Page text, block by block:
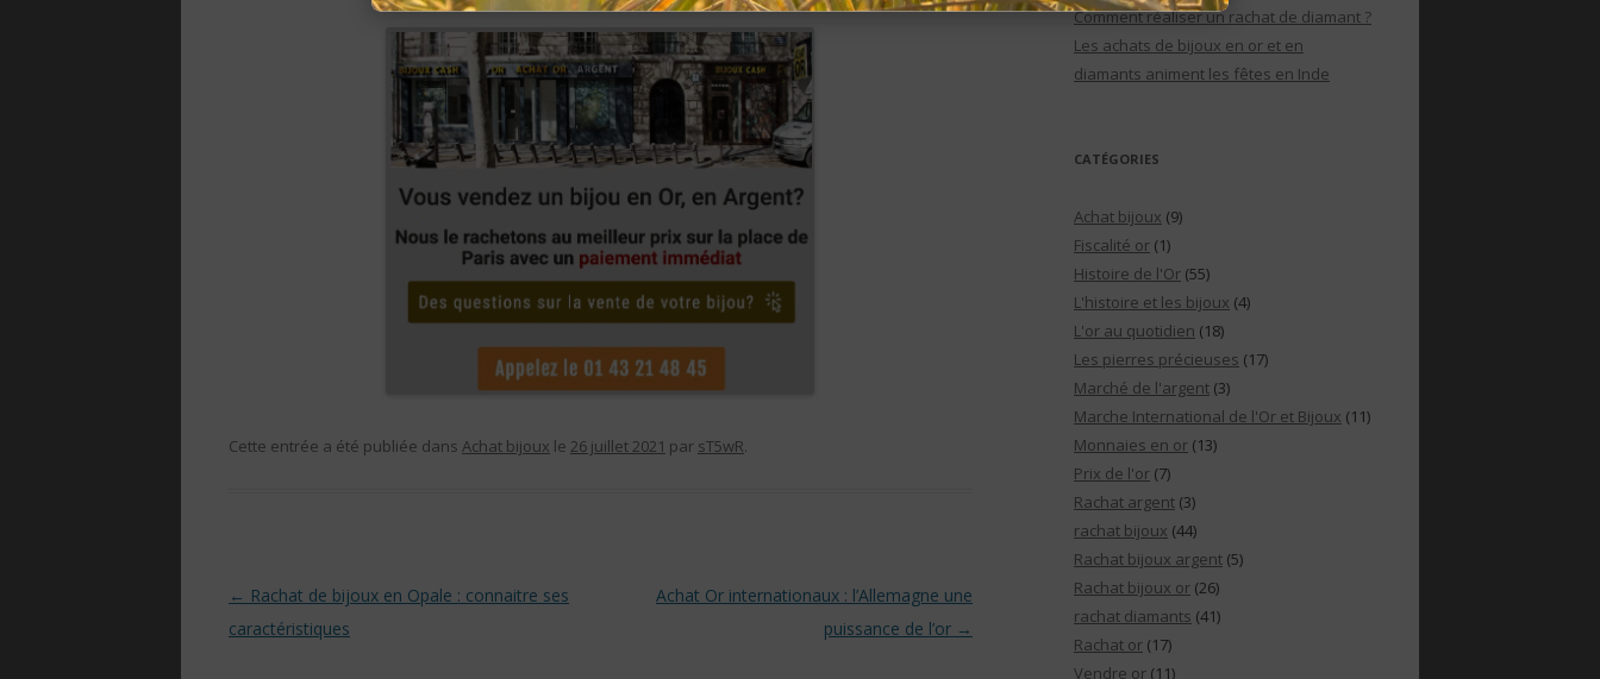
Cette entrée a été publiée dans Achat bijoux le 26 juillet 2021 par sT5wR.
Navigation des articles
← Rachat de bijoux en Opale : connaitre ses
caractéristiques
Achat Or internationaux : l’Allemagne une
puissance de l’or →
Comment réaliser un rachat de diamant ?
Les achats de bijoux en or et en
diamants animent les fêtes en Inde
CATÉGORIES
Achat bijoux (9)
Fiscalité or (1)
Histoire de l'Or (55)
L'histoire et les bijoux (4)
L'or au quotidien (18)
Les pierres précieuses (17)
Marché de l'argent (3)
Marche International de l'Or et Bijoux (11)
Monnaies en or (13)
Prix de l'or (7)
Rachat argent (3)
rachat bijoux (44)
Rachat bijoux argent (5)
Rachat bijoux or (26)
rachat diamants (41)
Rachat or (17)
Vendre or (11)